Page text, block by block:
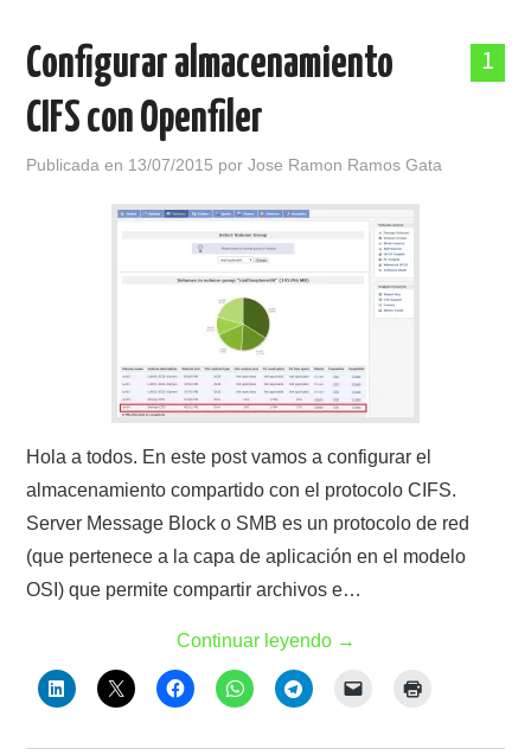
1
Configurar almacenamiento
CIFS con Openfiler
Publicada en 13/07/2015 porJose Ramon Ramos Gata
Hola a todos. En este post vamos a configurar el
almacenamiento compartido con el protocolo CIFS.
Server Message Block o SMB es un protocolo de red
(que pertenece a la capa de aplicación en el modelo
OSI) que permite compartir archivos e…
Continuar leyendo →